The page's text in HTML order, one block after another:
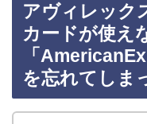
アヴィレック
カードが使え
「
を忘れてしま